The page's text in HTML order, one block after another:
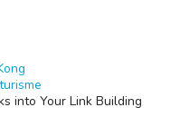
into Your Link Building